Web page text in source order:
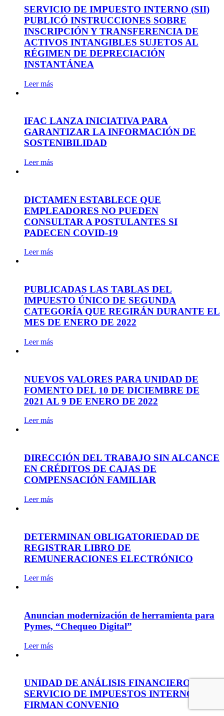
SERVICIO DE IMPUESTO INTERNO (SII)
PUBLICÓ INSTRUCCIONES SOBRE
INSCRIPCIÓN Y TRANSFERENCIA DE
ACTIVOS INTANGIBLES SUJETOS AL
RÉGIMEN DE DEPRECIACIÓN
INSTANTÁNEA
Leer más
IFAC LANZA INICIATIVA PARA
GARANTIZAR LA INFORMACIÓN DE
SOSTENIBILIDAD
Leer más
DICTAMEN ESTABLECE QUE
EMPLEADORES NO PUEDEN
CONSULTAR A POSTULANTES SI
PADECEN COVID-19
Leer más
PUBLICADAS LAS TABLAS DEL
IMPUESTO ÚNICO DE SEGUNDA
CATEGORÍA QUE REGIRÁN DURANTE EL
MES DE ENERO DE 2022
Leer más
NUEVOS VALORES PARA UNIDAD DE
FOMENTO DEL 10 DE DICIEMBRE DE
2021 AL 9 DE ENERO DE 2022
Leer más
DIRECCIÓN DEL TRABAJO SIN ALCANCE
EN CRÉDITOS DE CAJAS DE
COMPENSACIÓN FAMILIAR
Leer más
DETERMINAN OBLIGATORIEDAD DE
REGISTRAR LIBRO DE
REMUNERACIONES ELECTRÓNICO
Leer más
Anuncian modernización de herramienta para
Pymes, “Chequeo Digital”
Leer más
UNIDAD DE ANÁLISIS FINANCIERO Y EL
SERVICIO DE IMPUESTOS INTERNOS
FIRMAN CONVENIO